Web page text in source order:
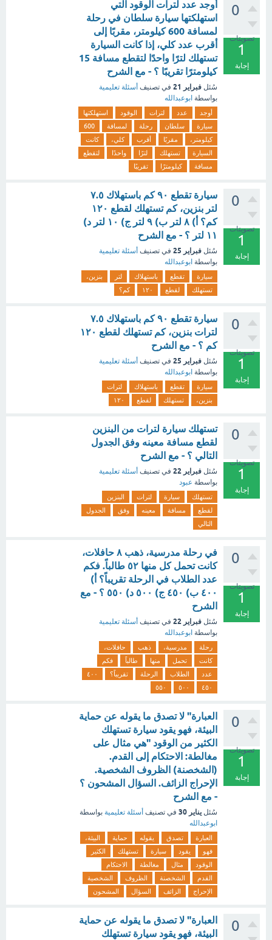
0
تصويتات
1
إجابة
أوجد عدد لترات الوقود التي
استهلكتها سيارة سلطان في رحلة
لمسافة 600 كيلومتر، مقربًا إلى
أقرب عدد كلي، إذا كانت السيارة
تستهلك لترًا واحدًا لتقطع مسافة 15
كيلومترًا تقريبًا ؟ - مع الشرح
سُئل فبراير 21 في تصنيف أسئلة تعليمية
بواسطة ابوعبدالله
أوجد عدد لترات الوقود
استهلكتها
سيارة
سلطان رحلة لمسافة
600
كيلومتر،
مقربًا أقرب كلي،
كانت
السيارة
تستهلك لترًا واحدًا
لتقطع
مسافة
كيلومترًا تقريبًا
0
تصويتات
1
إجابة
سيارة تقطع ٩٠ كم باستهلاك ٧.٥
لتر بنزين، كم تستهلك لقطع ١٢٠
كم؟ أ) ٨ لتر ب) ٩ لتر ج) ١٠ لتر د)
١١ لتر ؟ - مع الشرح
سُئل فبراير 25 في تصنيف أسئلة تعليمية
بواسطة ابوعبدالله
سيارة تقطع باستهلاك لتر
بنزين،
تستهلك
لقطع ١٢٠ كم؟
0
تصويتات
1
إجابة
سيارة تقطع ٩٠ كم باستهلاك ٧.٥
لترات بنزين، كم تستهلك لقطع ١٢٠
كم ؟ - مع الشرح
سُئل فبراير 25 في تصنيف أسئلة تعليمية
بواسطة ابوعبدالله
سيارة تقطع باستهلاك
لترات
بنزين،
تستهلك لقطع ١٢٠
0
تصويتات
1
إجابة
تستهلك سيارة لترات من البنزين
لقطع مسافة معينه وفق الجدول
التالي ؟ - مع الشرح
سُئل فبراير 22 في تصنيف أسئلة تعليمية
بواسطة عبود
تستهلك سيارة لترات
البنزين
لقطع
مسافة معينه وفق
الجدول
التالي
0
تصويتات
1
إجابة
في رحلة مدرسية، ذهب ٨ حافلات،
كانت تحمل كل منها ٥٢ طالباً. فكم
عدد الطلاب في الرحلة تقريباً؟ أ)
٤٠٠ ب) ٤٥٠ ج) ٥٠٠ د) ٥٥٠ ؟ - مع
الشرح
سُئل فبراير 22 في تصنيف أسئلة تعليمية
بواسطة ابوعبدالله
رحلة مدرسية، ذهب
حافلات،
كانت
تحمل منها طالباً
فكم
عدد
الطلاب الرحلة تقريباً؟
٤٠٠
٤٥٠
٥٠٠ ٥٥٠
0
تصويتات
1
إجابة
العبارة" لا تصدق ما يقوله عن حماية
البيئة، فهو يقود سيارة تستهلك
الكثير من الوقود "هي مثال على
مغالطة: الاحتكام إلى القدم.
(الشخصنة) الظروف الشخصية.
الإحراج الزائف. السؤال المشحون ؟
- مع الشرح
سُئل يناير 30 في تصنيف أسئلة تعليمية بواسطة
ابوعبدالله
العبارة تصدق يقوله حماية
البيئة،
فهو
يقود سيارة تستهلك
الكثير
الوقود
مثال مغالطة
الاحتكام
القدم
الشخصنة الظروف
الشخصية
الإحراج
الزائف السؤال المشحون
0
العبارة" لا تصدق ما يقوله عن حماية
البيئة، فهو يقود سيارة تستهلك